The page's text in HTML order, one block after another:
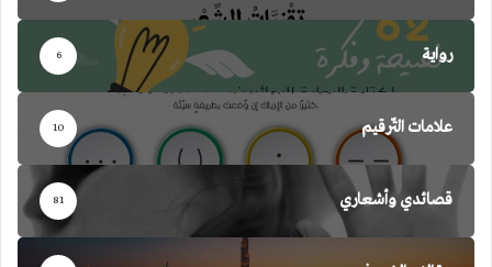
رواية 6
علامات التّرقيم 10
قصائدي وأشعاري 81